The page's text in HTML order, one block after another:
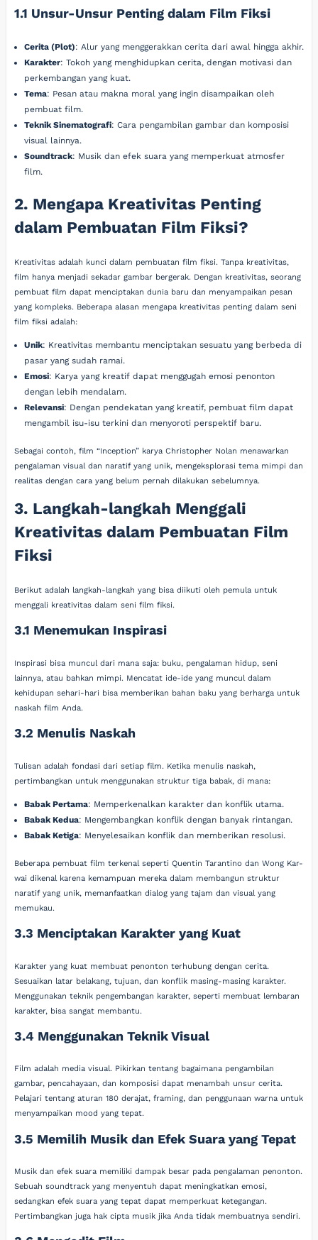
1.1 Unsur-Unsur Penting dalam Film Fiksi
Cerita (Plot): Alur yang menggerakkan cerita dari awal hingga akhir.
Karakter: Tokoh yang menghidupkan cerita, dengan motivasi dan
perkembangan yang kuat.
Tema: Pesan atau makna moral yang ingin disampaikan oleh
pembuat film.
Teknik Sinematografi: Cara pengambilan gambar dan komposisi
visual lainnya.
Soundtrack: Musik dan efek suara yang memperkuat atmosfer
film.
2. Mengapa Kreativitas Penting
dalam Pembuatan Film Fiksi?
Kreativitas adalah kunci dalam pembuatan film fiksi. Tanpa kreativitas,
film hanya menjadi sekadar gambar bergerak. Dengan kreativitas, seorang
pembuat film dapat menciptakan dunia baru dan menyampaikan pesan
yang kompleks. Beberapa alasan mengapa kreativitas penting dalam seni
film fiksi adalah:
Unik: Kreativitas membantu menciptakan sesuatu yang berbeda di
pasar yang sudah ramai.
Emosi: Karya yang kreatif dapat menggugah emosi penonton
dengan lebih mendalam.
Relevansi: Dengan pendekatan yang kreatif, pembuat film dapat
mengambil isu-isu terkini dan menyoroti perspektif baru.
Sebagai contoh, film “Inception” karya Christopher Nolan menawarkan
pengalaman visual dan naratif yang unik, mengeksplorasi tema mimpi dan
realitas dengan cara yang belum pernah dilakukan sebelumnya.
3. Langkah-langkah Menggali
Kreativitas dalam Pembuatan Film
Fiksi
Berikut adalah langkah-langkah yang bisa diikuti oleh pemula untuk
menggali kreativitas dalam seni film fiksi.
3.1 Menemukan Inspirasi
Inspirasi bisa muncul dari mana saja: buku, pengalaman hidup, seni
lainnya, atau bahkan mimpi. Mencatat ide-ide yang muncul dalam
kehidupan sehari-hari bisa memberikan bahan baku yang berharga untuk
naskah film Anda.
3.2 Menulis Naskah
Tulisan adalah fondasi dari setiap film. Ketika menulis naskah,
pertimbangkan untuk menggunakan struktur tiga babak, di mana:
Babak Pertama: Memperkenalkan karakter dan konflik utama.
Babak Kedua: Mengembangkan konflik dengan banyak rintangan.
Babak Ketiga: Menyelesaikan konflik dan memberikan resolusi.
Beberapa pembuat film terkenal seperti Quentin Tarantino dan Wong Kar-
wai dikenal karena kemampuan mereka dalam membangun struktur
naratif yang unik, memanfaatkan dialog yang tajam dan visual yang
memukau.
3.3 Menciptakan Karakter yang Kuat
Karakter yang kuat membuat penonton terhubung dengan cerita.
Sesuaikan latar belakang, tujuan, dan konflik masing-masing karakter.
Menggunakan teknik pengembangan karakter, seperti membuat lembaran
karakter, bisa sangat membantu.
3.4 Menggunakan Teknik Visual
Film adalah media visual. Pikirkan tentang bagaimana pengambilan
gambar, pencahayaan, dan komposisi dapat menambah unsur cerita.
Pelajari tentang aturan 180 derajat, framing, dan penggunaan warna untuk
menyampaikan mood yang tepat.
3.5 Memilih Musik dan Efek Suara yang Tepat
Musik dan efek suara memiliki dampak besar pada pengalaman penonton.
Sebuah soundtrack yang menyentuh dapat meningkatkan emosi,
sedangkan efek suara yang tepat dapat memperkuat ketegangan.
Pertimbangkan juga hak cipta musik jika Anda tidak membuatnya sendiri.